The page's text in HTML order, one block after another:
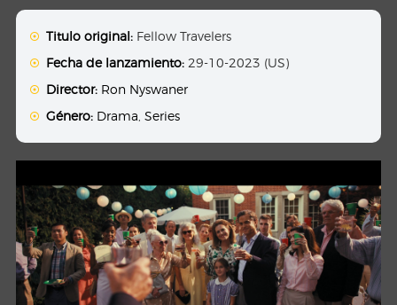
Titulo original: Fellow Travelers
Fecha de lanzamiento: 29-10-2023 (US)
Director: Ron Nyswaner
Género: Drama ,Series